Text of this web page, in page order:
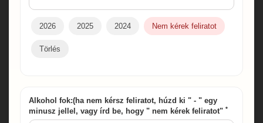
2026 2025 2024 Nem kérek feliratot
Törlés
Alkohol fok:(ha nem kérsz feliratot, húzd ki " - " egy
minusz jellel, vagy írd be, hogy " nem kérek feliratot" *